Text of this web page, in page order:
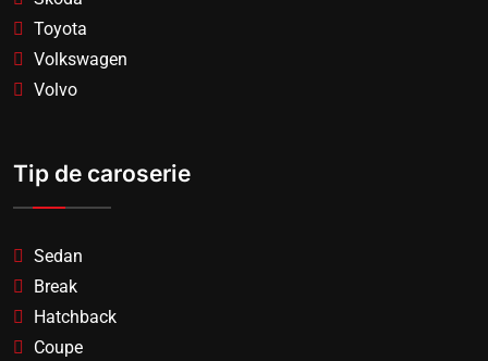
Toyota
Volkswagen
Volvo
Tip de caroserie
Sedan
Break
Hatchback
Coupe